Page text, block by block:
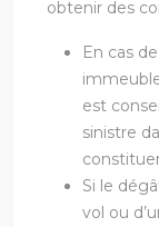
obtenir des
En cas
est
sinistre
Si le
vol ou